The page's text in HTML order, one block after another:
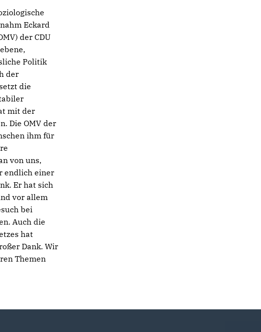
Eckard
der CDU
Politik
der
die
mit der
Die OMV der
ihm für
von uns,
endlich einer
Er hat sich
vor allem
bei
Auch die
hat
Dank. Wir
Themen